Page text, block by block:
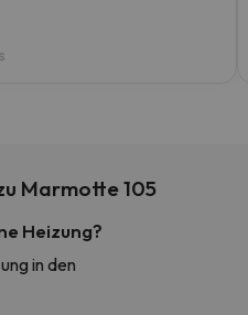
Marmotte 105
Heizung?
in den